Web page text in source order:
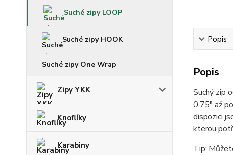
Suché zipy LOOP
Suché zipy HOOK
Suché zipy One Wrap
Zipy YKK
Knoflíky
Karabiny
Popis
Popis
Suchý zip
0,75" až
dispozici
kterou
Tip: